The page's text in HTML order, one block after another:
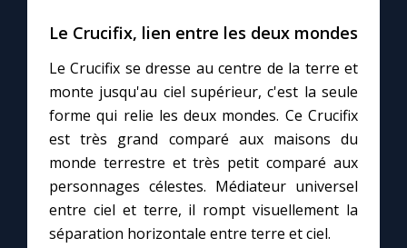
Marie de Nazareth
Le Crucifix, lien entre les deux mondes
Le Crucifix se dresse au centre de la terre et
monte jusqu'au ciel supérieur, c'est la seule
forme qui relie les deux mondes. Ce Crucifix
est très grand comparé aux maisons du
monde terrestre et très petit comparé aux
personnages célestes. Médiateur universel
entre ciel et terre, il rompt visuellement la
séparation horizontale entre terre et ciel.